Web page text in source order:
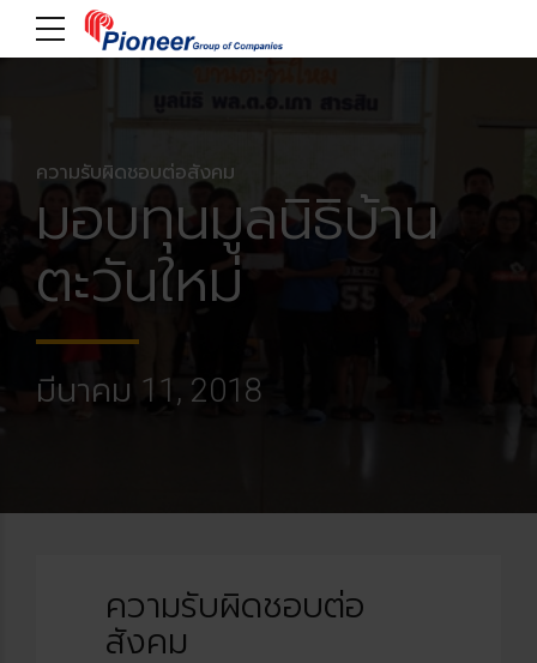
ความรับผิดชอบต่อสังคม
มอบทุนมูลนิธิบ้าน
ตะวันใหม่
มีนาคม 11, 2018
ความรับผิดชอบต่อ
สังคม